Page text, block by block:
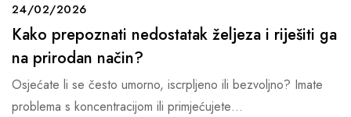
24/02/2026
Kako prepoznati nedostatak željeza i riješiti ga
na prirodan način?
Osjećate li se često umorno, iscrpljeno ili bezvoljno? Imate
problema s koncentracijom ili primjećujete…